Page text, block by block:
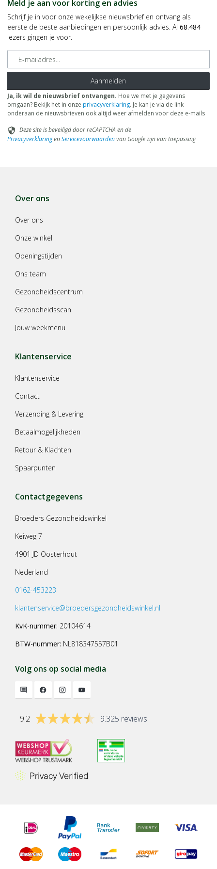
Meld je aan voor korting en advies
Schrijf je in voor onze wekelijkse nieuwsbrief en ontvang als
eerste de beste aanbiedingen en persoonlijk advies. Al 68.484
lezers gingen je voor.
E-mailadres
Aanmelden
Ja, ik wil de nieuwsbrief ontvangen. Hoe we met je gegevens
omgaan? Bekijk het in onze privacyverklaring. Je kan je via de link
onderaan de nieuwsbrieven ook altijd weer afmelden voor deze e-mails
security Deze site is beveiligd door reCAPTCHA en de
PrivacyverklaringenServicevoorwaardenvan Google zijn van toepassing
Over ons
Over ons
Onze winkel
Openingstijden
Ons team
Gezondheidscentrum
Gezondheidsscan
Jouw weekmenu
Klantenservice
Klantenservice
Contact
Verzending & Levering
Betaalmogelijkheden
Retour & Klachten
Spaarpunten
Contactgegevens
Broeders Gezondheidswinkel
Keiweg 7
4901 JD Oosterhout
Nederland
0162-453223
klantenservice@broedersgezondheidswinkel.nl
KvK-nummer: 20104614
BTW-nummer: NL818347557B01
Volg ons op social media
9.2 9.325 reviews